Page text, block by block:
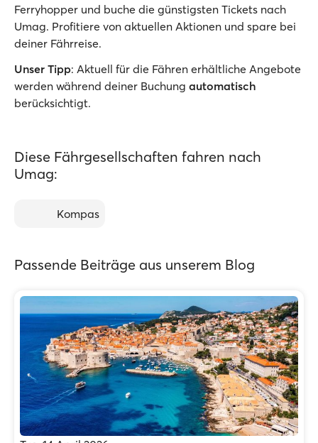
Ferryhopper und buche die günstigsten Tickets nach
Umag. Profitiere von aktuellen Aktionen und spare bei
deiner Fährreise.
Unser Tipp: Aktuell für die Fähren erhältliche Angebote
werden während deiner Buchung automatisch
berücksichtigt.
Diese Fährgesellschaften fahren nach
Umag:
Kompas
Passende Beiträge aus unserem Blog